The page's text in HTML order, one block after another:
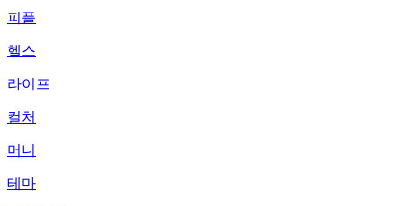
피플
헬스
라이프
컬처
머니
테마